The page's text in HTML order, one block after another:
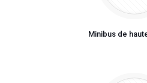
Minibus de